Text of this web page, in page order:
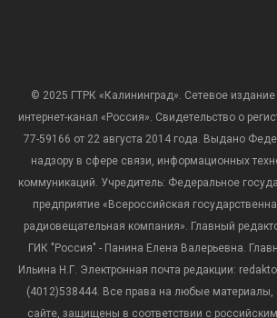
© 2025 ГТРК «Калининград». Сетевое
интернет-канал «Россия». Свидетельство о
77-59166 от 22 августа 2014 года. Выдано
надзору в сфере связи, информационных
коммуникаций. Учредитель: Федеральное
предприятие «Всероссийская
радиовещательная компания». Главный
ГИК "Россия" - Панина Елена Валерьевна.
Ильина Н.Г. Электронная почта редакции:
(4012)538444. Все права на любые материалы,
сайте, защищены в соответствии с